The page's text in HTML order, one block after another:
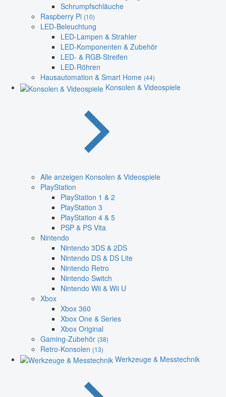
Schrumpfschläuche
Raspberry Pi (10)
LED-Beleuchtung
LED-Lampen & Strahler
LED-Komponenten & Zubehör
LED- & RGB-Streifen
LED-Röhren
Hausautomation & Smart Home (44)
Konsolen & Videospiele
Alle anzeigen Konsolen & Videospiele
PlayStation
PlayStation 1 & 2
PlayStation 3
PlayStation 4 & 5
PSP & PS Vita
Nintendo
Nintendo 3DS & 2DS
Nintendo DS & DS Lite
Nintendo Retro
Nintendo Switch
Nintendo Wii & Wii U
Xbox
Xbox 360
Xbox One & Series
Xbox Original
Gaming-Zubehör (38)
Retro-Konsolen (13)
Werkzeuge & Messtechnik